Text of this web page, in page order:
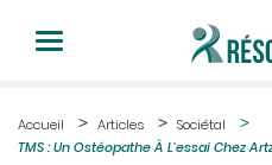
Accueil Articles
Sociétal
TMS : Un Ostéopathe À L'essai Chez